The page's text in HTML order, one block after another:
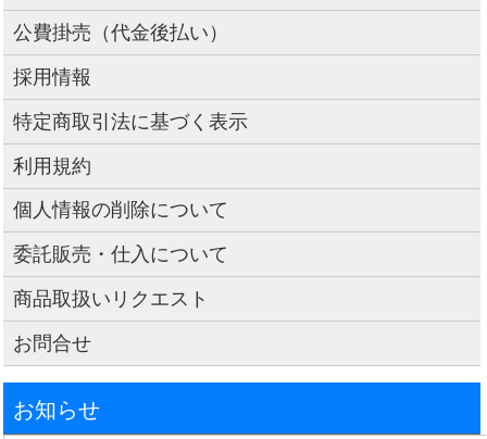
公費掛売（代金後払い）
採用情報
特定商取引法に基づく表示
利用規約
個人情報の削除について
委託販売・仕入について
商品取扱いリクエスト
お問合せ
お知らせ